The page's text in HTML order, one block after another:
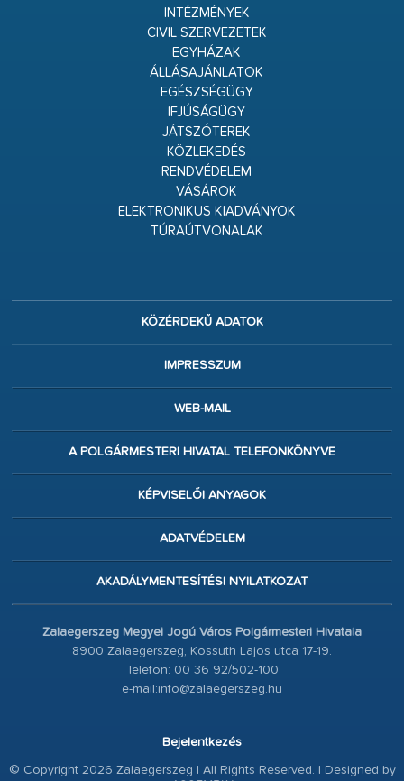
INTÉZMÉNYEK
CIVIL SZERVEZETEK
EGYHÁZAK
ÁLLÁSAJÁNLATOK
EGÉSZSÉGÜGY
IFJÚSÁGÜGY
JÁTSZÓTEREK
KÖZLEKEDÉS
RENDVÉDELEM
VÁSÁROK
ELEKTRONIKUS KIADVÁNYOK
TÚRAÚTVONALAK
KÖZÉRDEKŰ ADATOK
IMPRESSZUM
WEB-MAIL
A POLGÁRMESTERI HIVATAL TELEFONKÖNYVE
KÉPVISELŐI ANYAGOK
ADATVÉDELEM
AKADÁLYMENTESÍTÉSI NYILATKOZAT
Zalaegerszeg Megyei Jogú Város Polgármesteri Hivatala
8900 Zalaegerszeg, Kossuth Lajos utca 17-19.
Telefon: 00 36 92/502-100
e-mail:info@zalaegerszeg.hu
Bejelentkezés
© Copyright 2026 Zalaegerszeg | All Rights Reserved. | Designed by